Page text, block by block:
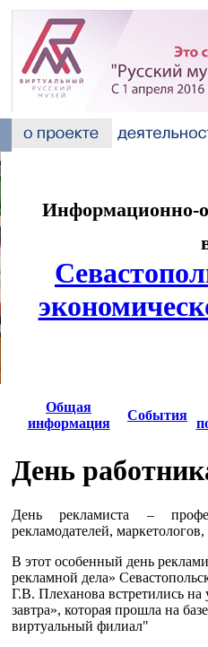
Информационно-
Общая
информация
События
День
День рекламиста –
рекламодателей,
В этот особенный день
рекламной дела»
Г.В. Плеханова встретились на
завтра», которая прошла на
виртуальный филиал"